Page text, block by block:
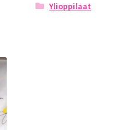
Ylioppilaat